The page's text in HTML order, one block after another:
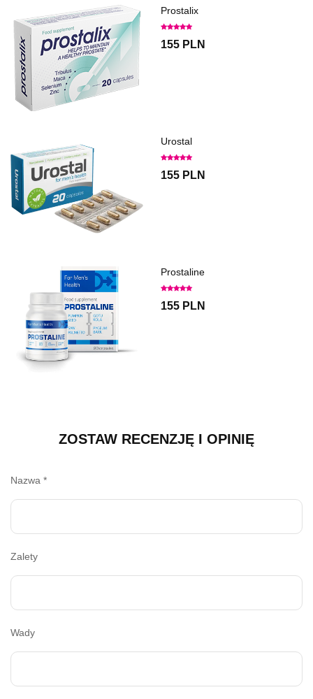
Prostalix
155 PLN
Urostal
155 PLN
Prostaline
155 PLN
ZOSTAW RECENZJĘ I OPINIĘ
Nazwa *
Zalety
Wady